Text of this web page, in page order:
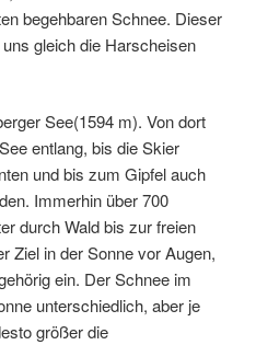
begehbaren Schnee. Dieser
gleich die Harscheisen
See(1594 m). Von dort
entlang, bis die Skier
und bis zum Gipfel auch
Immerhin über 700
durch Wald bis zur freien
Ziel in der Sonne vor Augen,
ein. Der Schnee im
unterschiedlich, aber je
größer die